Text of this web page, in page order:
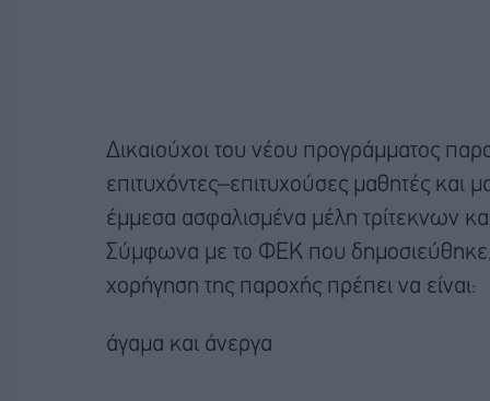
Δικαιούχοι του νέου προγράμματος
επιτυχόντες–επιτυχούσες μαθητές και
έμμεσα ασφαλισμένα μέλη τρίτεκνων
Σύμφωνα με το ΦΕΚ που δημοσιεύθηκε,
χορήγηση της παροχής πρέπει να είναι:
άγαμα και άνεργα